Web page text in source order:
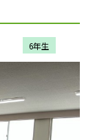
6年生